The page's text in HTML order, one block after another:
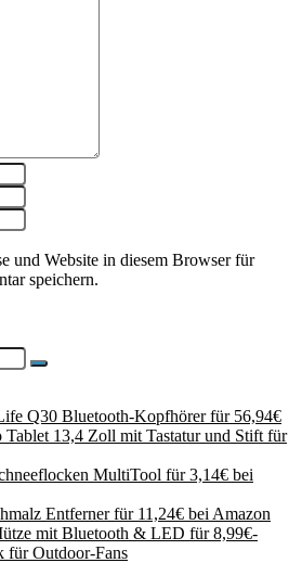
und Website in diesem Browser für
speichern.
Q30 Bluetooth-Kopfhörer für 56,94€
13,4 Zoll mit Tastatur und Stift für
MultiTool für 3,14€ bei
Entferner für 11,24€ bei Amazon
mit Bluetooth & LED für 8,99€-
für Outdoor-Fans